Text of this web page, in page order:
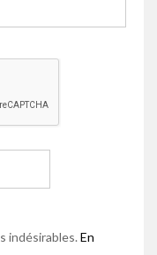
indésirables.En